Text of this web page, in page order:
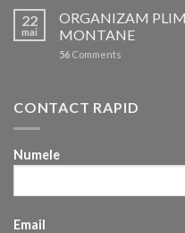
in
22
mai
ORGANIZAM
MONTANE
56 Comments
CONTACT RAPID
Numele
Email